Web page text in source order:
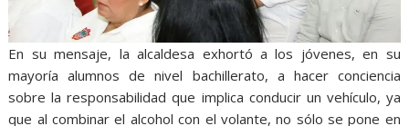
En su mensaje, la alcaldesa exhortó a los jóvenes, en su
mayoría alumnos de nivel bachillerato, a hacer conciencia
sobre la responsabilidad que implica conducir un vehículo, ya
que al combinar el alcohol con el volante, no sólo se pone en